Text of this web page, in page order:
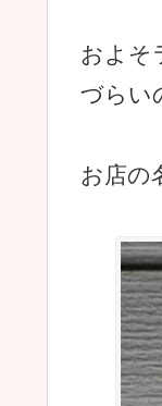
およそ
づらい
お店の